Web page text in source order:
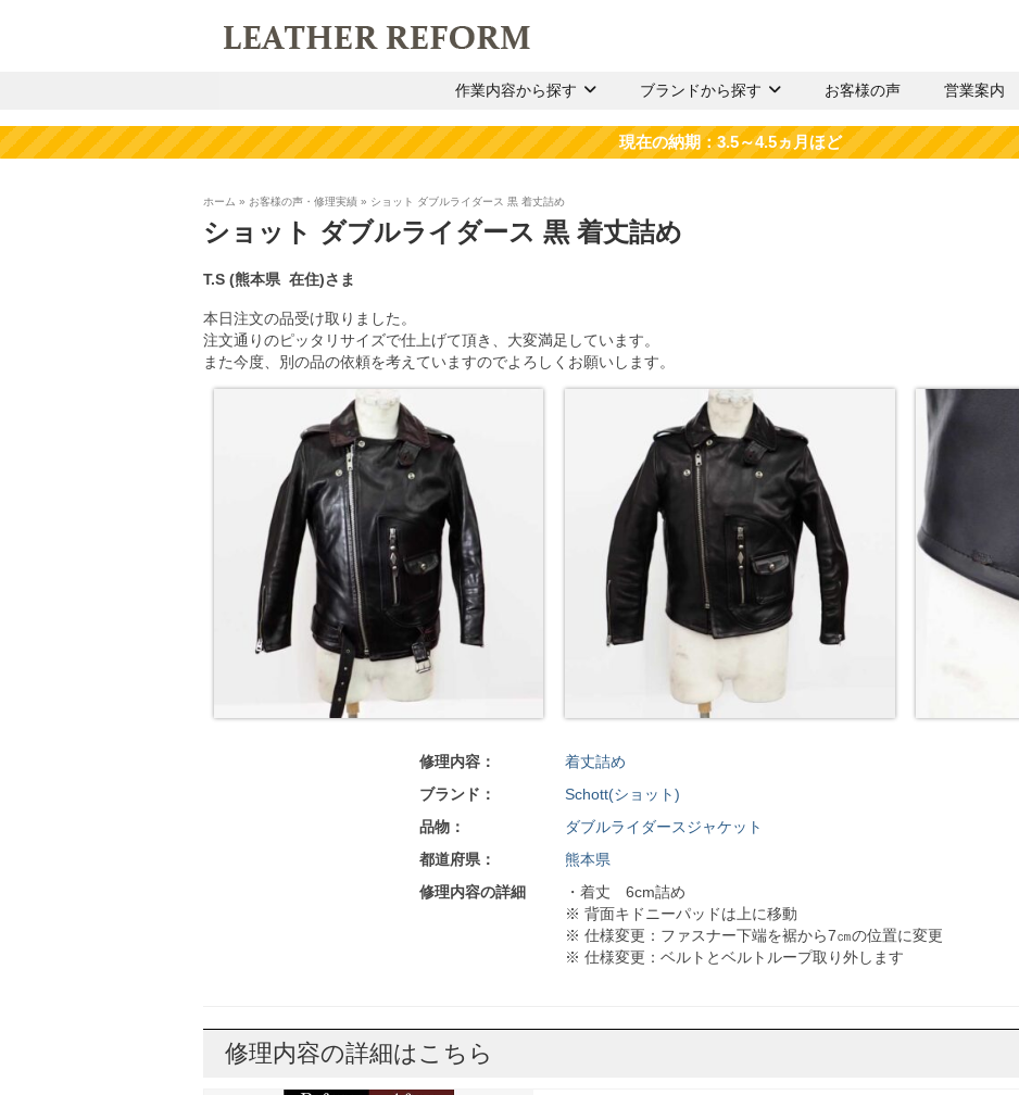
作業内容から探す ブランドから探す お客様の声 営業案内
ホーム » お客様の声・修理実績 » ショット ダブルライダース 黒 着丈詰め
ショット ダブルライダース 黒 着丈詰め
T.S (熊本県 在住)さま
本日注文の品受け取りました。
注文通りのピッタリサイズで仕上げて頂き、大変満足しています。
また今度、別の品の依頼を考えていますのでよろしくお願いします。
修理内容：
着丈詰め
ブランド：
Schott(ショット)
品物：
ダブルライダースジャケット
都道府県：
熊本県
修理内容の詳細
・着丈 6cm詰め
※ 背面キドニーパッドは上に移動
※ 仕様変更：ファスナー下端を裾から7㎝の位置に変更
※ 仕様変更：ベルトとベルトループ取り外します
修理内容の詳細はこちら